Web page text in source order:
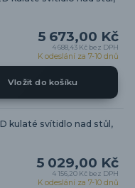
5 673,00 Kč
4 688,43 Kč bez DPH
K odeslání za 7-10 dnů
Vložit do košíku
kulaté svítidlo nad stůl,
5 029,00 Kč
4 156,20 Kč bez DPH
K odeslání za 7-10 dnů